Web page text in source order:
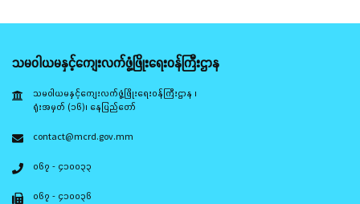
သမဝါယမနှင့်ကျေးလက်ဖွံ့ဖြိုးရေးဝန်ကြီးဌာန
သမဝါယမနှင့်ကျေးလက်ဖွံ့ဖြိုးရေးဝန်ကြီးဌာန ၊
ရုံးအမှတ် (၁၆)၊ နေပြည်တော်
contact@mcrd.gov.mm
၀၆၇ - ၄၁၀၀၃၃
၀၆၇ - ၄၁၀၀၃၆